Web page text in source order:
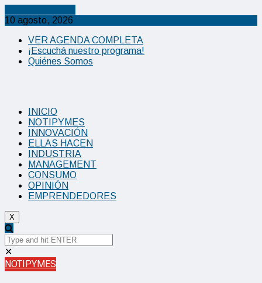
10 agosto, 2026
VER AGENDA COMPLETA
¡Escuchá nuestro programa!
Quiénes Somos
INICIO
NOTIPYMES
INNOVACIÓN
ELLAS HACEN
INDUSTRIA
MANAGEMENT
CONSUMO
OPINIÓN
EMPRENDEDORES
X
✕
NOTIPYMES